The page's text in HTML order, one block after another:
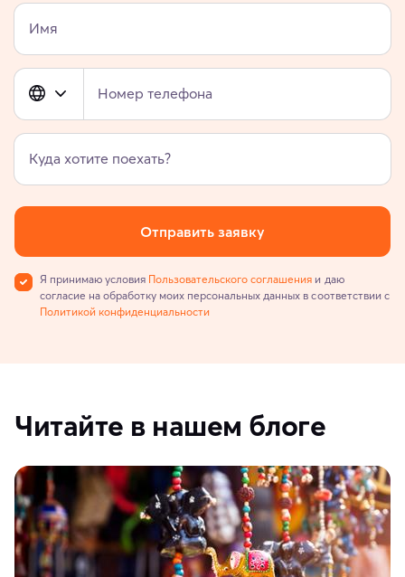
Имя
Номер телефона
Куда хотите поехать?
Отправить заявку
Я принимаю условия Пользовательского соглашения и даю
согласие на обработку моих персональных данных в соответствии с
Политикой конфиденциальности
Читайте в нашем блоге